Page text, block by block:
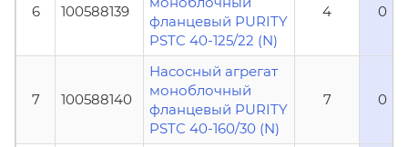
6 100588139
фланцевый PURITY
PSTC 40-125/22 (N)
4 0
7 100588140
Насосный агрегат
моноблочный
фланцевый PURITY
PSTC 40-160/30 (N)
7 0